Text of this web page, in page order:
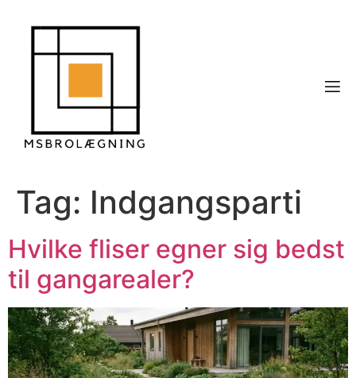
Tag: Indgangsparti
Hvilke fliser egner sig bedst
til gangarealer?